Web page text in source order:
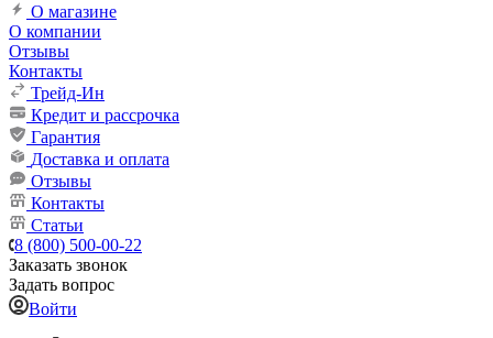
О магазине
О компании
Отзывы
Контакты
Трейд-Ин
Кредит и рассрочка
Гарантия
Доставка и оплата
Отзывы
Контакты
Статьи
8 (800) 500-00-22
Заказать звонок
Задать вопрос
Войти